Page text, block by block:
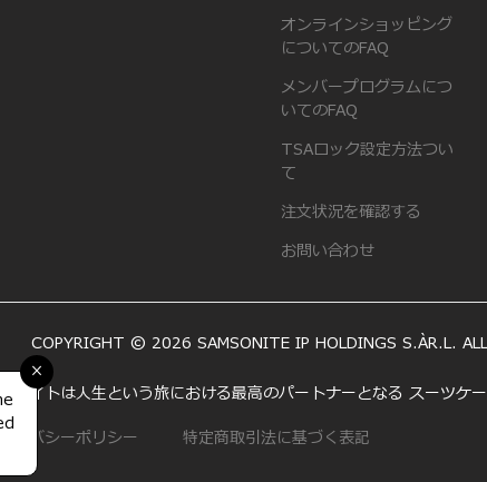
×
オンラインショッピング
についてのFAQ
メンバープログラムにつ
いてのFAQ
TSAロック設定方法つい
て
注文状況を確認する
お問い合わせ
COPYRIGHT © 2026 SAMSONITE IP HOLDINGS S.ÀR.L.
ナイトは人生という旅における最高のパートナーとなる スーツケ
ライバシーポリシー 特定商取引法に基づく表記